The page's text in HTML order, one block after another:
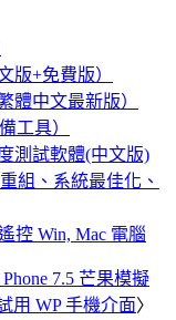
版+免費版）
體中文最新版）
工具）
測試軟體(中文版)
組、系統最佳化、
控 Win, Mac 電腦
7.5 芒果模擬
用 WP 手機介面〉